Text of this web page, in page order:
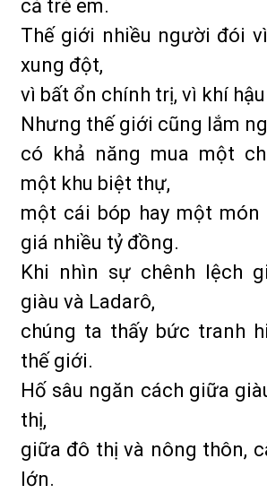
cả trẻ em.
Thế giới nhiều người đói
xung đột,
vì bất ổn chính trị, vì khí
Nhưng thế giới cũng lắm
có khả năng mua một
một khu biệt thự,
một cái bóp hay một
giá nhiều tỷ đồng.
Khi nhìn sự chênh lệch
giàu và Ladarô,
chúng ta thấy bức tranh
thế giới.
Hố sâu ngăn cách giữa
thị,
giữa đô thị và nông thôn,
lớn.